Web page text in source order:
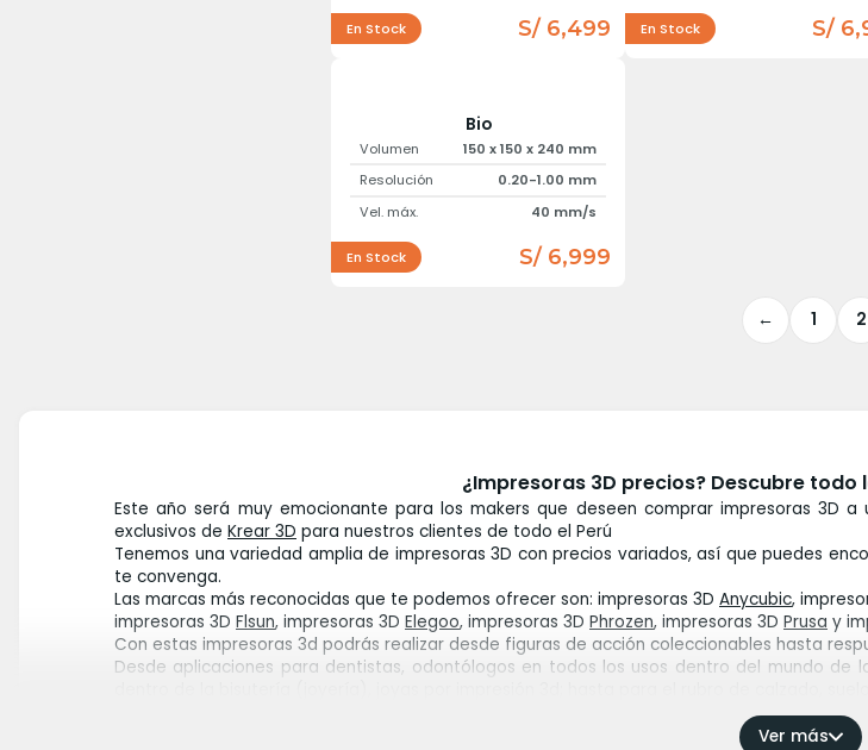
En Stock S/ 6,499 En Stock S/
Bio
Volumen
150 x 150 x 240 mm
Resolución
0.20-1.00 mm
Vel. máx.
40 mm/s
En Stock S/ 6,999
← 1 2
¿Impresoras 3D precios? Descubre
Este año será muy emocionante para los makers que deseen comprar impresoras 3D
exclusivos de Krear 3D para nuestros clientes de todo el Perú
Tenemos una variedad amplia de impresoras 3D con precios variados, así que puedes
te convenga.
Las marcas más reconocidas que te podemos ofrecer son: impresoras 3D Anycubic,
impresoras 3D Flsun, impresoras 3D Elegoo, impresoras 3D Phrozen, impresoras 3D Prusa y
Con estas impresoras 3d podrás realizar desde figuras de acción coleccionables hasta
Desde aplicaciones para dentistas, odontólogos en todos los usos dentro del mundo
Todo depende de la función que le quieras dar a la máquina. ¿Impresoras 3D
tecnología de filamento o resina; segundo, al tamaño o volumen de impresión; y tercero, a
Ver más